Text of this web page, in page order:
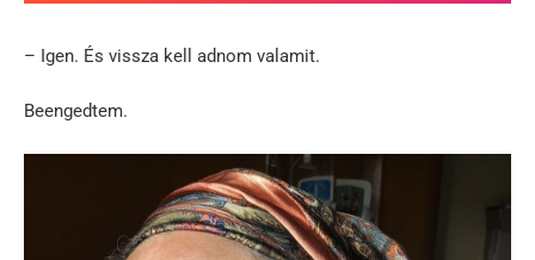
– Igen. És vissza kell adnom valamit.
Beengedtem.